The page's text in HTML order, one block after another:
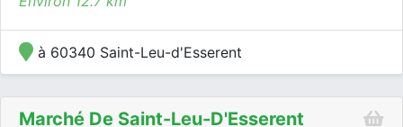
à 60340 Saint-Leu-d'Esserent
Marché De Saint-Leu-D'Esserent